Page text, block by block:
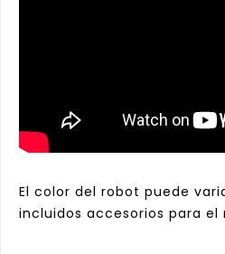
El color del robot puede
incluidos accesorios para el